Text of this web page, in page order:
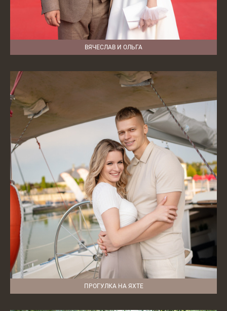
ВЯЧЕСЛАВ И ОЛЬГА
ПРОГУЛКА НА ЯХТЕ